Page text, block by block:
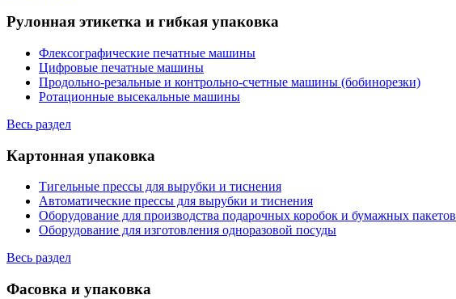
Рулонная этикетка и гибкая упаковка
Флексографические печатные машины
Цифровые печатные машины
Продольно-резальные и контрольно-счетные машины (бобинорезки)
Ротационные высекальные машины
Весь раздел
Картонная упаковка
Тигельные прессы для вырубки и тиснения
Автоматические прессы для вырубки и тиснения
Оборудование для производства подарочных коробок и бумажных пакетов
Оборудование для изготовления одноразовой посуды
Весь раздел
Фасовка и упаковка